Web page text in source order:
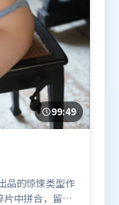
99:49
品的惊悚类型作
中拼合，留给